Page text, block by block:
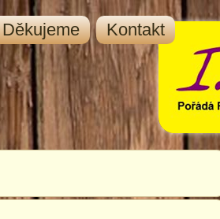
Děkujeme Kontakt